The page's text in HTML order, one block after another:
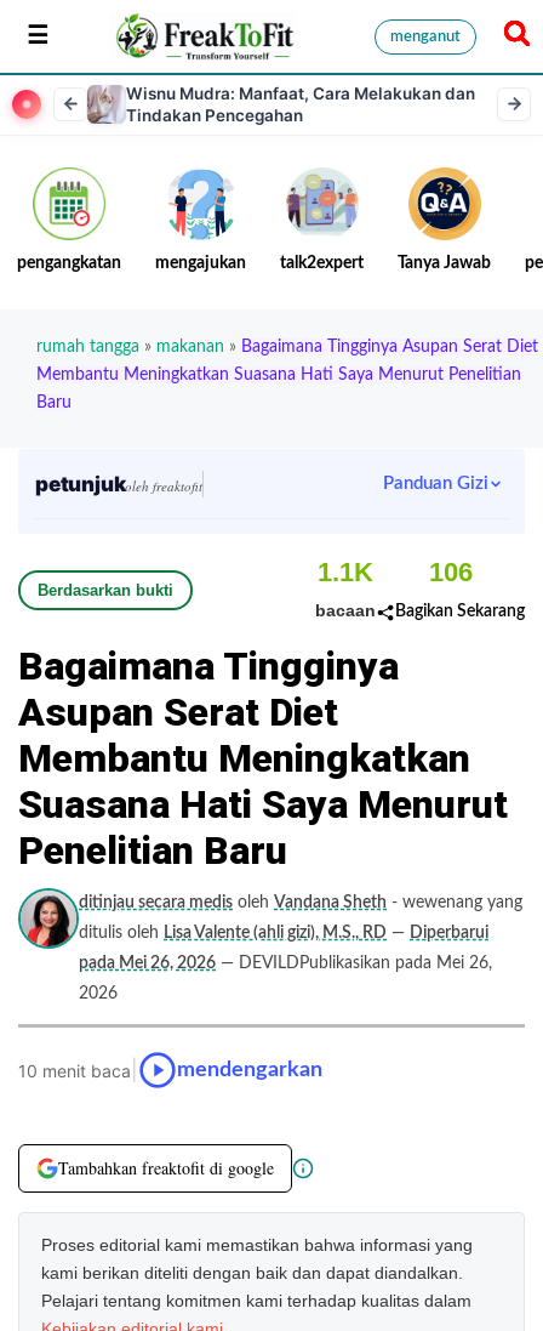
menganut
Wisnu Mudra: Manfaat, Cara Melakukan dan
Tindakan Pencegahan
pengangkatan mengajukan talk2expert Tanya Jawab
rumah tangga » makanan » Bagaimana Tingginya Asupan Serat Diet
Membantu Meningkatkan Suasana Hati Saya Menurut Penelitian
Baru
petunjukoleh freaktofit Panduan Gizi
Berdasarkan bukti
1.1K
bacaan
106
Bagikan Sekarang
Bagaimana Tingginya
Asupan Serat Diet
Membantu Meningkatkan
Suasana Hati Saya Menurut
Penelitian Baru
ditinjau secara medis oleh Vandana Sheth - wewenang yang
ditulis oleh Lisa Valente (ahli gizi), M.S., RD — Diperbarui
pada Mei 26, 2026 — DEVILDPublikasikan pada Mei 26,
2026
10 menit baca mendengarkan
Tambahkan freaktofit di google
Proses editorial kami memastikan bahwa informasi yang
kami berikan diteliti dengan baik dan dapat diandalkan.
Pelajari tentang komitmen kami terhadap kualitas dalam